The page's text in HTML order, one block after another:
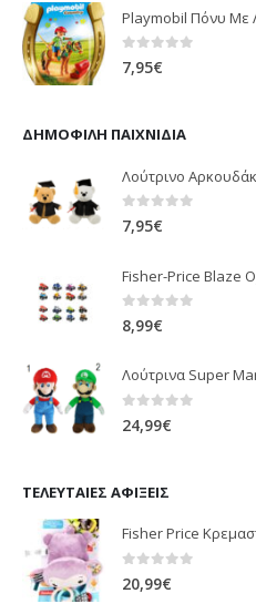
Playmobil Πόνυ Με
0out of 5
7,95€
ΔΗΜΟΦΙΛΉ ΠΑΙΧΝΊΔΙΑ
0out of 5
7,95€
0 out of 5
8,99€
0 out of 5
24,99€
ΤΕΛΕΥΤΑΊΕΣ ΑΦΊΞΕΙΣ
0 out of 5
20,99€